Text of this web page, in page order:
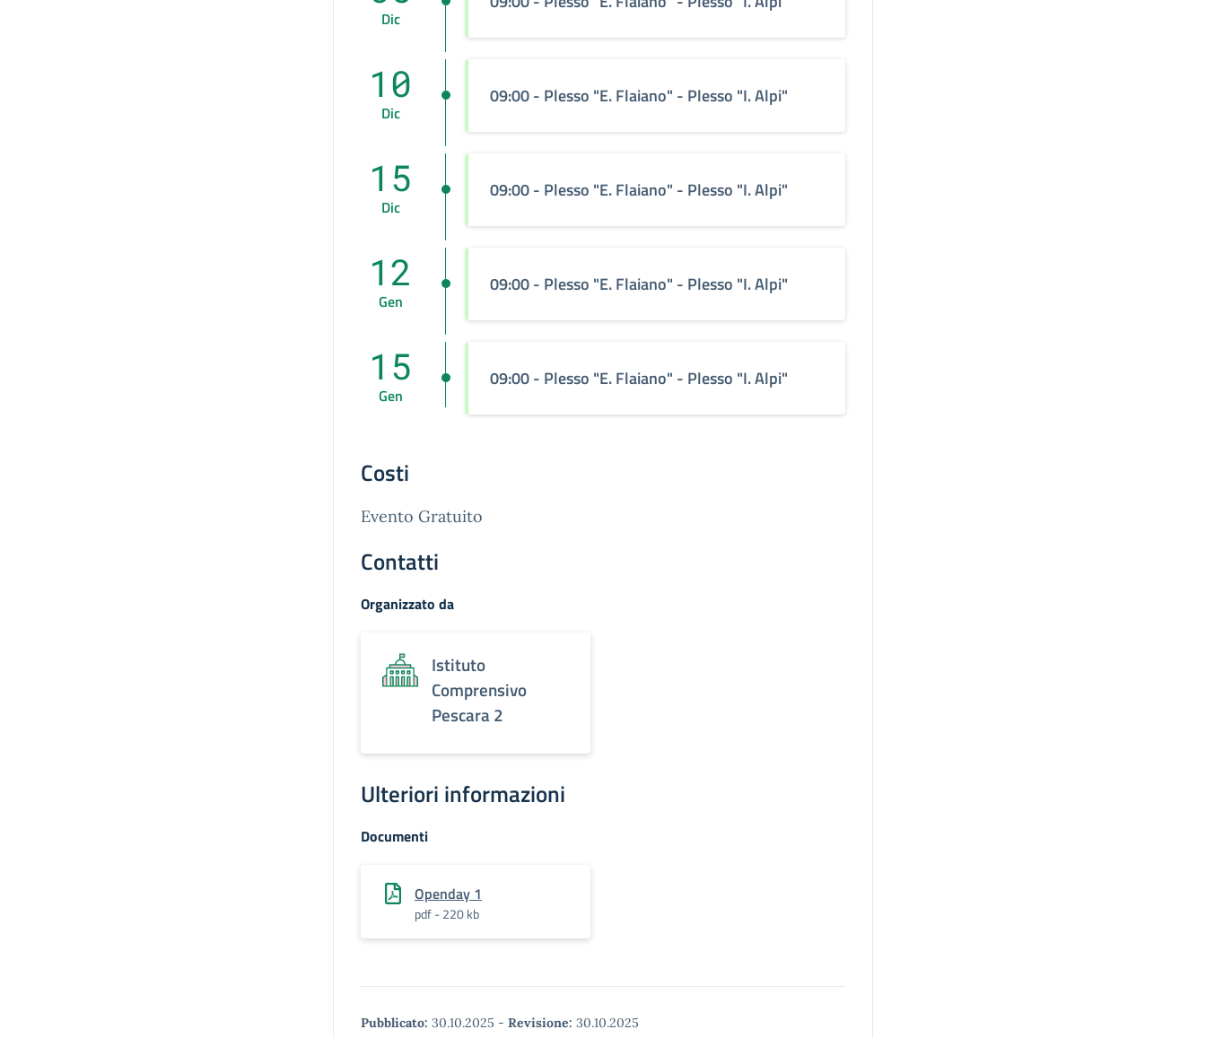
Dic
10
Dic
09:00- Plesso "E. Flaiano" - Plesso "I. Alpi"
15
Dic
09:00- Plesso "E. Flaiano" - Plesso "I. Alpi"
12
Gen
09:00- Plesso "E. Flaiano" - Plesso "I. Alpi"
15
Gen
09:00- Plesso "E. Flaiano" - Plesso "I. Alpi"
Costi
Evento Gratuito
Contatti
Organizzato da
Istituto
Comprensivo
Pescara 2
Ulteriori informazioni
Documenti
Openday 1
pdf - 220 kb
Pubblicato: 30.10.2025 - Revisione: 30.10.2025